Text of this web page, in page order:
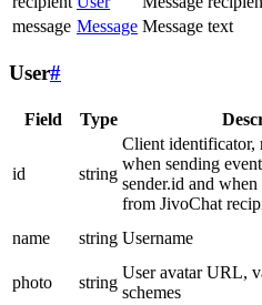
message Message Message text
User#
Field Type
id string
Client identificator,
when sending
sender.id and
from JivoChat
name string Username
photo
string
User avatar URL,
schemes